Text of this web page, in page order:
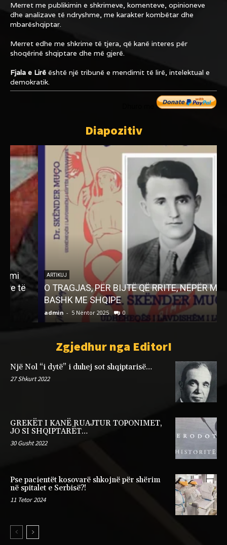
Merret me publikimin e shkrimeve, komenteve, opinioneve
dhe analizave të ndryshme, me karakter kombëtar dhe
mbarëshqiptar.
Merret edhe me shkrime të tjera, që kanë interes për
shoqërinë shqiptare dhe më gjerë.
Fjala e Lirë është një tribunë e mendimit të lirë, intelektual e
demokratik.
Diapozitiv
ARTIKUJ
O TRAGJAS, PËR BIJTË QË RRITE, NËPËR MALE
BASHK ME SHQIPE
5 Nëntor 2025 0
Zgjedhur nga EditorI
Një Nol “i dytë” i duhej sot shqiptarisë…
27 Shkurt 2022
GREKËT I KANË RUAJTUR TOPONIMET,
JO SI SHQIPTARËT…
30 Gusht 2022
Pse pacientët kosovarë shkojnë për shërim
në spitalet e Serbisë?!
11 Tetor 2024